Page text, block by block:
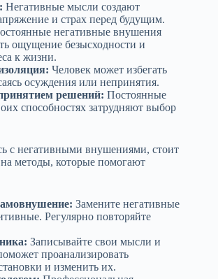
Негативные мысли создают
и страх перед будущим.
негативные внушения
ощущение безысходности и
к жизни.
Человек может избегать
осуждения или непринятия.
решений: Постоянные
способностях затрудняют выбор
с негативными внушениями, стоит
методы, которые помогают
Замените негативные
Регулярно повторяйте
Записывайте свои мысли и
проанализировать
и изменить их.